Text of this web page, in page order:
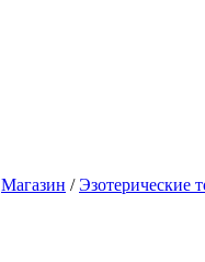
Магазин /Эзотерические